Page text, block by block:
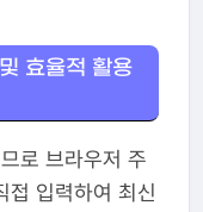
효율적 활용
로 브라우저 주
접 입력하여 최신